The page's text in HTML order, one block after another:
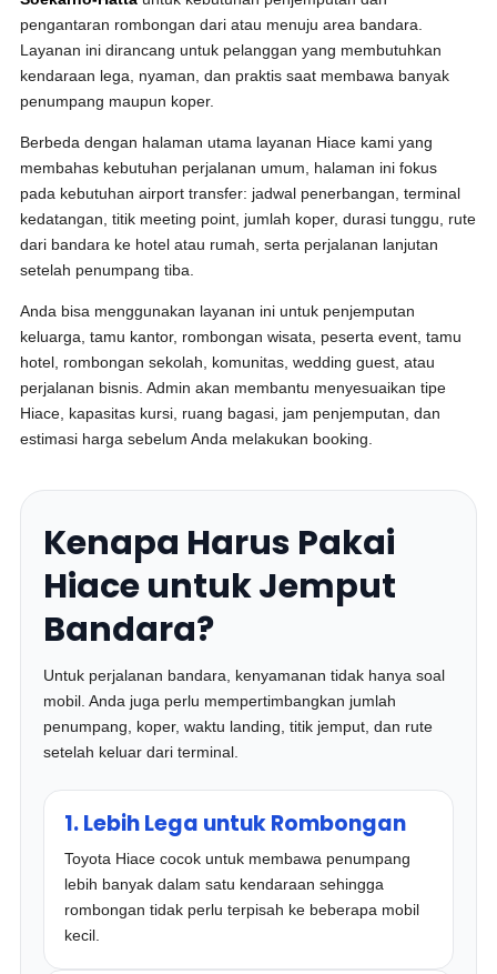
pengantaran rombongan dari atau menuju area bandara.
Layanan ini dirancang untuk pelanggan yang membutuhkan
kendaraan lega, nyaman, dan praktis saat membawa banyak
penumpang maupun koper.
Berbeda dengan halaman utama layanan Hiace kami yang
membahas kebutuhan perjalanan umum, halaman ini fokus
pada kebutuhan airport transfer: jadwal penerbangan, terminal
kedatangan, titik meeting point, jumlah koper, durasi tunggu, rute
dari bandara ke hotel atau rumah, serta perjalanan lanjutan
setelah penumpang tiba.
Anda bisa menggunakan layanan ini untuk penjemputan
keluarga, tamu kantor, rombongan wisata, peserta event, tamu
hotel, rombongan sekolah, komunitas, wedding guest, atau
perjalanan bisnis. Admin akan membantu menyesuaikan tipe
Hiace, kapasitas kursi, ruang bagasi, jam penjemputan, dan
estimasi harga sebelum Anda melakukan booking.
Kenapa Harus Pakai
Hiace untuk Jemput
Bandara?
Untuk perjalanan bandara, kenyamanan tidak hanya soal
mobil. Anda juga perlu mempertimbangkan jumlah
penumpang, koper, waktu landing, titik jemput, dan rute
setelah keluar dari terminal.
1. Lebih Lega untuk Rombongan
Toyota Hiace cocok untuk membawa penumpang
lebih banyak dalam satu kendaraan sehingga
rombongan tidak perlu terpisah ke beberapa mobil
kecil.